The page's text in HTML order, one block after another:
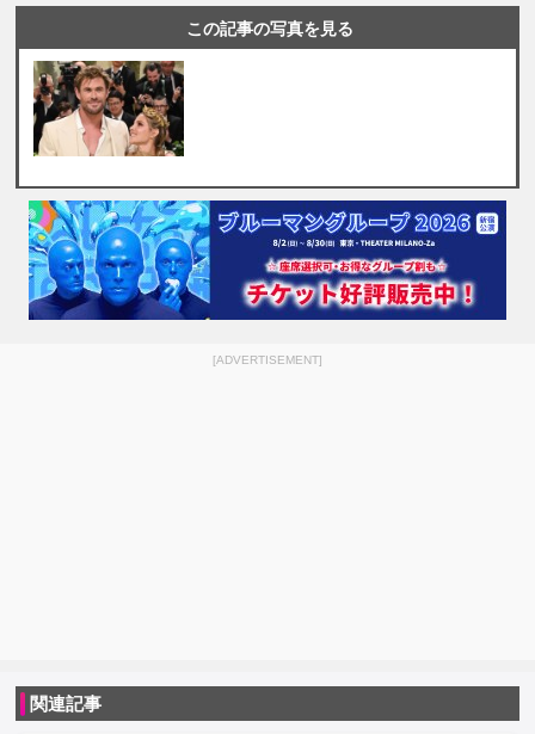
この記事の写真を見る
[ADVERTISEMENT]
関連記事